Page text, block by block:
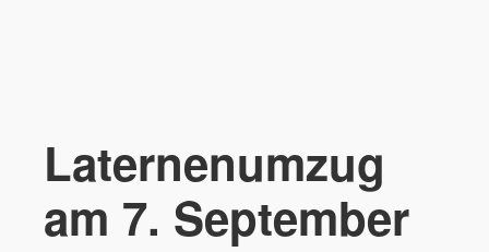
Laternenumzug
am 7. September